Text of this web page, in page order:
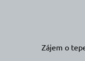
Zájem o